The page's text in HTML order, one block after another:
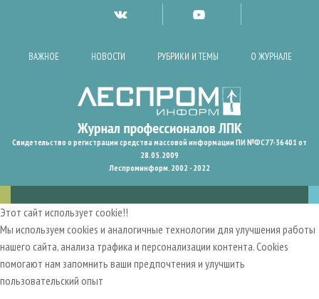
ВАЖНОЕ НОВОСТИ РУБРИКИ И ТЕМЫ О ЖУРНАЛЕ
Свидетельство о регистрации средства массовой информации ПИ №ФС77-36401 от
28.05.2009
Леспроминформ. 2002 - 2022
Этот сайт использует cookie!!
Мы используем cookies и аналогичные технологии для улучшения работы
нашего сайта, анализа трафика и персонализации контента. Cookies
помогают нам запомнить ваши предпочтения и улучшить
пользовательский опыт